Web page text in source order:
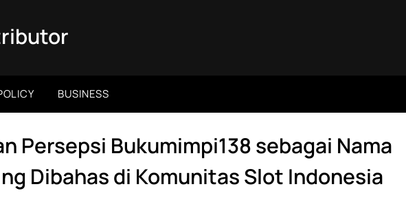
BUSINESS
Persepsi Bukumimpi138 sebagai Nama
Dibahas di Komunitas Slot Indonesia